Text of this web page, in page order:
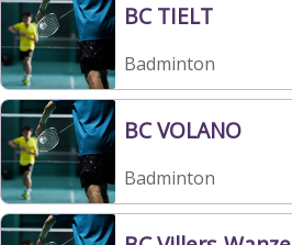
BC TIELT
Badminton
BC VOLANO
Badminton